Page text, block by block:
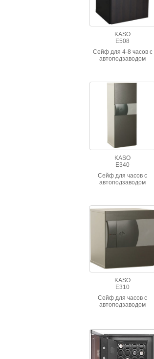
KASO
E508
Сейф для 4-8 часов с
автоподзаводом
KASO
E340
Сейф для часов с
автоподзаводом
KASO
E310
Сейф для часов с
автоподзаводом